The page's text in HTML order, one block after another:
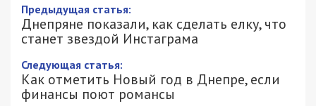
Днепряне показали, как сделать елку,
что станет звездой Инстаграма
14/12/2018 - 14:25
ОЛЬГА РУДЕНКО - СПЕЦИАЛЬНО ДЛЯ
49000.COM.UA
4169